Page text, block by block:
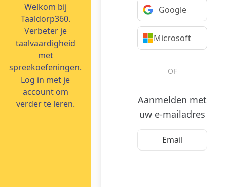
Welkom bij
Taaldorp360.
Verbeter je
taalvaardigheid
met
spreekoefeningen.
Log in met je
account om
verder te leren.
Google
Microsoft
OF
Aanmelden met
uw e-mailadres
Email